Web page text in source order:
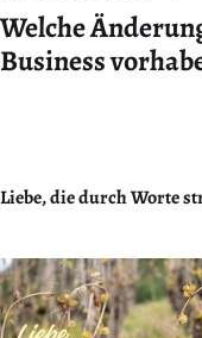
Welche
Business
Liebe, die durch Worte